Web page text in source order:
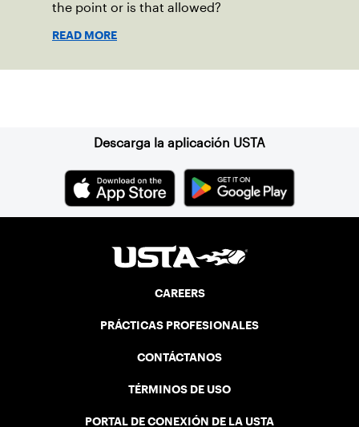
the point or is that allowed?
READ MORE
Descarga la aplicación USTA
CAREERS
PRÁCTICAS PROFESIONALES
CONTÁCTANOS
TÉRMINOS DE USO
PORTAL DE CONEXIÓN DE LA USTA